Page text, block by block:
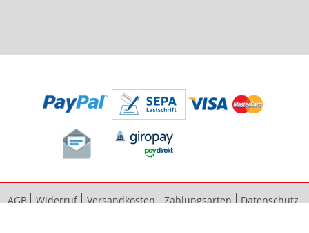
AGB Widerruf Versandkosten Zahlungsarten
Datenschutz